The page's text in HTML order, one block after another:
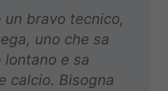
un bravo tecnico,
uno che sa
lontano e sa
calcio. Bisogna